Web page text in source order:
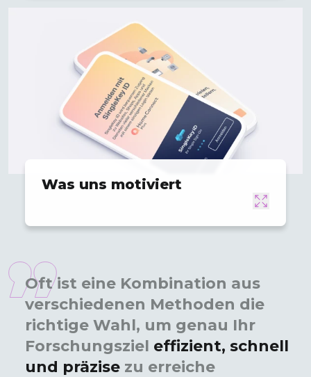
Was uns motiviert
Oft ist eine Kombination aus
verschiedenen Methoden die
richtige Wahl, um genau Ihr
Forschungs­ziel effizient, schnell
und präzise zu erreichen. Dabei